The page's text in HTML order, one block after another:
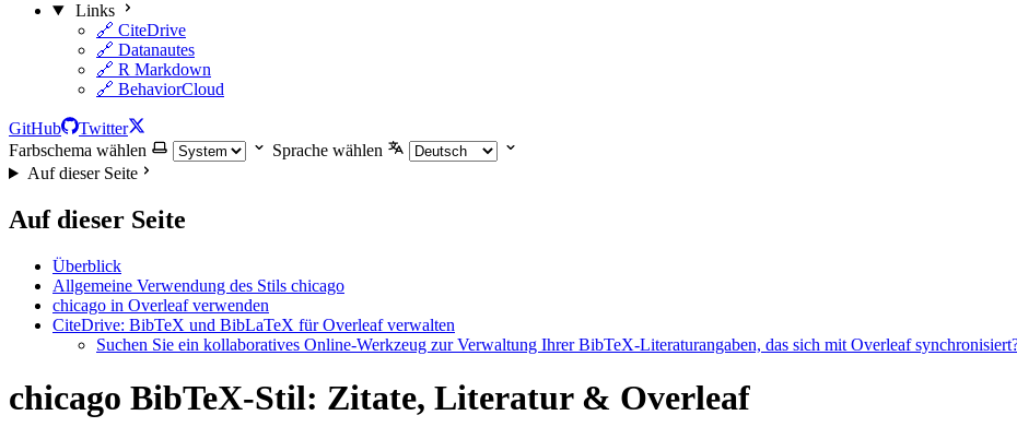
Links
🔗 CiteDrive
🔗 Datanautes
🔗 R Markdown
🔗 BehaviorCloud
GitHub
Twitter
Farbschema wählen
Sprache wählen
Auf dieser Seite
Auf dieser Seite
Überblick
Allgemeine Verwendung des Stils chicago
chicago in Overleaf verwenden
CiteDrive: BibTeX und BibLaTeX für Overleaf verwalten
Suchen Sie ein kollaboratives Online-Werkzeug zur Verwaltung Ihrer BibTeX-Literaturangaben, das sich mit Overleaf
chicago BibTeX-Stil: Zitate, Literatur & Overleaf